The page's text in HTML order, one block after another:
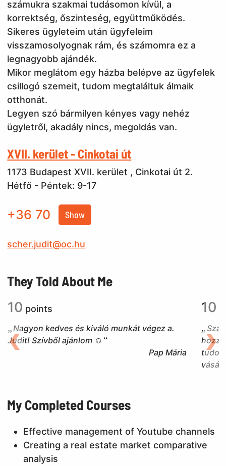
számukra szakmai tudásomon kívül, a
korrektség, őszinteség, együttműködés.
Sikeres ügyleteim után ügyfeleim
visszamosolyognak rám, és számomra ez a
legnagyobb ajándék.
Mikor meglátom egy házba belépve az ügyfelek
csillogó szemeit, tudom megtaláltuk álmaik
otthonát.
Legyen szó bármilyen kényes vagy nehéz
ügyletről, akadály nincs, megoldás van.
XVII. kerület - Cinkotai út
1173 Budapest XVII. kerület , Cinkotai út 2.
Hétfő - Péntek: 9-17
+36 70 Show
scher.judit@oc.hu
They Told About Me
10 points
Nagyon kedves és kiváló munkát végez a.
Judit! Szívből ajánlom ☺️
Pap Mária
10
Back
My Completed Courses
Effective management of Youtube channels
Creating a real estate market comparative
analysis